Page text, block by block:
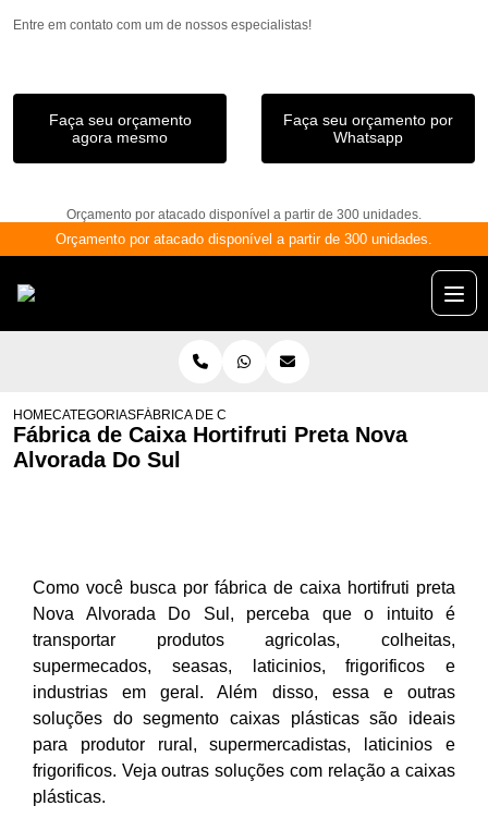
Entre em contato com um de nossos especialistas!
Faça seu orçamento
agora mesmo
Faça seu orçamento por
Whatsapp
Orçamento por atacado disponível a partir de 300 unidades.
Orçamento por atacado disponível a partir de 300 unidades.
HOMECATEGORIASFÁBRICA DE CAIXA HORTIFRUTI PRETA NOVA
Fábrica de Caixa Hortifruti Preta Nova
Alvorada Do Sul
Como você busca por fábrica de caixa hortifruti preta
Nova Alvorada Do Sul, perceba que o intuito é
transportar produtos agricolas, colheitas,
supermecados, seasas, laticinios, frigorificos e
industrias em geral. Além disso, essa e outras
soluções do segmento caixas plásticas são ideais
para produtor rural, supermercadistas, laticinios e
frigorificos. Veja outras soluções com relação a caixas
plásticas.